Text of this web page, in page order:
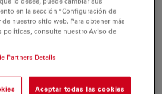
C se recomienda?
se utiliza en la Leica DFC9000
GTC?
en la sección “Configuración de
de nuestro sitio web. Para obtener más
políticas, consulte nuestro Aviso de
Partners Details
Aceptar todas las cookies